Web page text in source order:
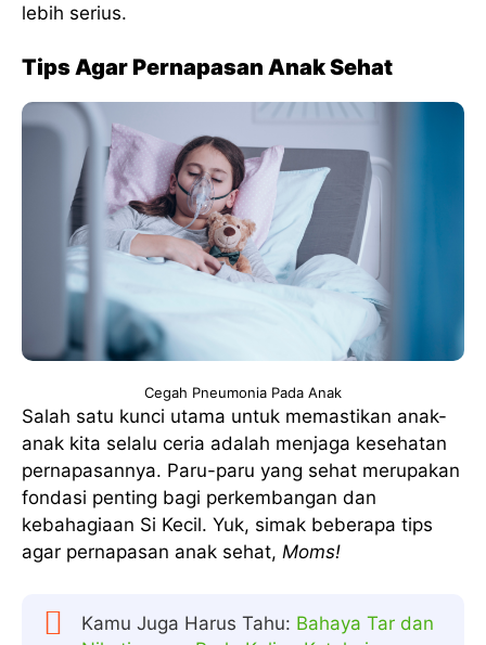
lebih serius.
Tips Agar Pernapasan Anak Sehat
Cegah Pneumonia Pada Anak
Salah satu kunci utama untuk memastikan anak-
anak kita selalu ceria adalah menjaga kesehatan
pernapasannya. Paru-paru yang sehat merupakan
fondasi penting bagi perkembangan dan
kebahagiaan Si Kecil. Yuk, simak beberapa tips
agar pernapasan anak sehat, Moms!
Kamu Juga Harus Tahu: Bahaya Tar dan